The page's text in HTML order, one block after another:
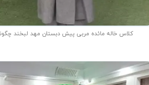
کلاس خاله مائده مربی پیش دبستان مهد لبخند